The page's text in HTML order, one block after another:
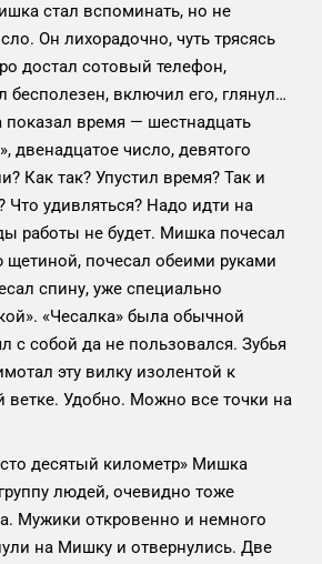
стал вспоминать, но не
Он лихорадочно, чуть трясясь
достал сотовый телефон,
бесполезен, включил его, глянул…
время — шестнадцать
двенадцатое число, девятого
Как так? Упустил время? Так и
Что удивляться? Надо идти на
работы не будет. Мишка почесал
почесал обеими руками
спину, уже специально
«Чесалка» была обычной
с собой да не пользовался. Зубья
эту вилку изолентой к
ветке. Удобно. Можно все точки на
десятый километр» Мишка
людей, очевидно тоже
Мужики откровенно и немного
на Мишку и отвернулись. Две